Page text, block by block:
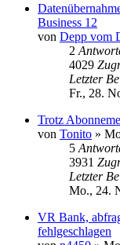
Business 12
von Depp vom
2
4029
Letzter
Fr., 28.
Trotz
von Tonito »
5
3931
Letzter
Mo., 24.
VR Bank,
fehlgeschlagen